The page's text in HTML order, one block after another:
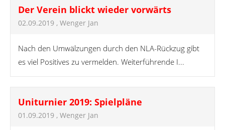
Der Verein blickt wieder vorwärts
02.09.2019 , Wenger Jan
Nach den Umwälzungen durch den NLA-Rückzug gibt
es viel Positives zu vermelden. Weiterführende I...
Uniturnier 2019: Spielpläne
01.09.2019 , Wenger Jan